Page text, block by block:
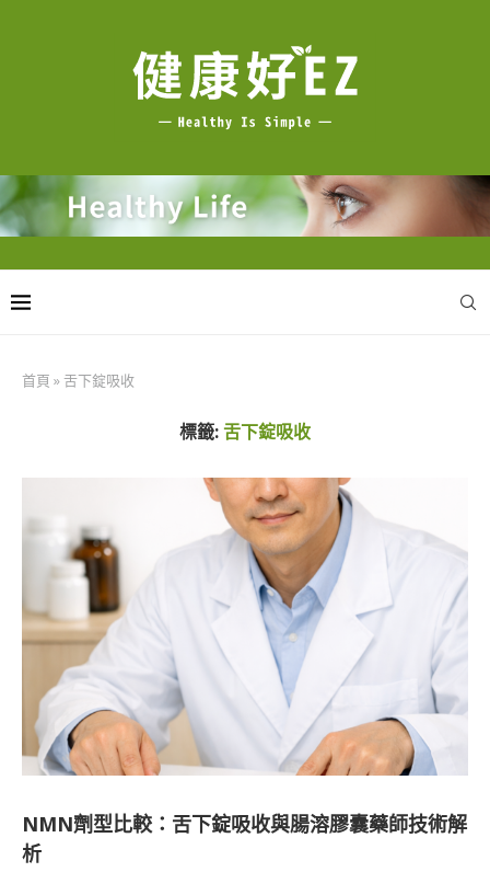
首頁 »舌下錠吸收
標籤:舌下錠吸收
NMN劑型比較：舌下錠吸收與腸溶膠囊藥師技術解
析